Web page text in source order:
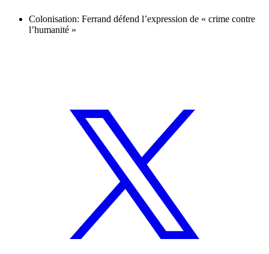
Colonisation: Ferrand défend l’expression de « crime contre
l’humanité »